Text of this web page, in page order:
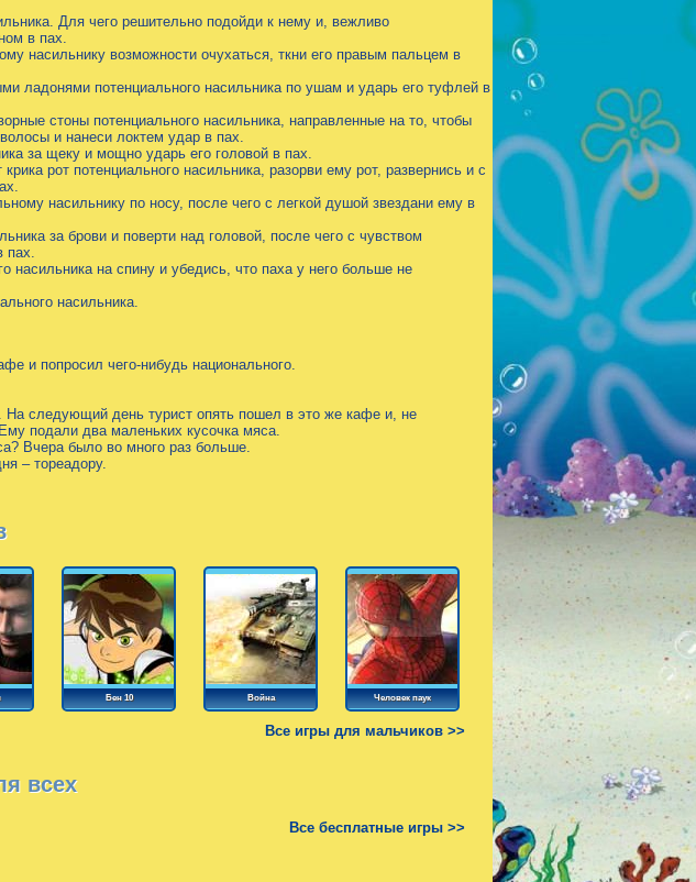
Для чего решительно подойди к нему и, вежливо
в пах.
насильнику возможности очухаться, ткни его правым пальцем в
ладонями потенциального насильника по ушам и ударь его туфлей в
стоны потенциального насильника, направленные на то, чтобы
и нанеси локтем удар в пах.
за щеку и мощно ударь его головой в пах.
рот потенциального насильника, разорви ему рот, развернись и с
насильнику по носу, после чего с легкой душой звездани ему в
за брови и поверти над головой, после чего с чувством
пах.
насильника на спину и убедись, что паха у него больше не
насильника.
и попросил чего-нибудь национального.
На следующий день турист опять пошел в это же кафе и, не
подали два маленьких кусочка мяса.
Вчера было во много раз больше.
– тореадору.
Бен 10 Война Человек паук
Все игры для мальчиков >>
всех
Все бесплатные игры >>